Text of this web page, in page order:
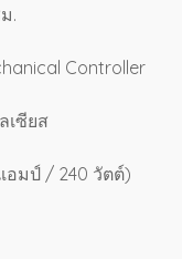
.
Controller
เซียส
อมป์ / 240 วัตต์)